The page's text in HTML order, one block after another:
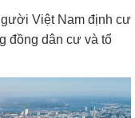
Việt Nam định cư
đồng dân cư và tổ